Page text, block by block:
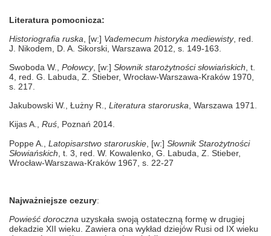
Literatura pomocnicza:
Historiografia ruska , [w:] Vademecum historyka mediewisty, red.
J. Nikodem, D. A. Sikorski, Warszawa 2012, s. 149-163.
Swoboda W., Połowcy, [w:] Słownik starożytności słowiańskich , t.
4, red. G. Labuda, Z. Stieber, Wrocław-Warszawa-Kraków 1970,
s. 217.
Jakubowski W., Łużny R., Literatura staroruska , Warszawa 1971.
Kijas A., Ruś, Poznań 2014.
Poppe A., Latopisarstwo staroruskie , [w:] Słownik Starożytności
Słowiańskich , t. 3, red. W. Kowalenko, G. Labuda, Z. Stieber,
Wrocław-Warszawa-Kraków 1967, s. 22-27
Najważniejsze cezury:
Powieść doroczna uzyskała swoją ostateczną formę w drugiej
dekadzie XII wieku. Zawiera ona wykład dziejów Rusi od IX wieku